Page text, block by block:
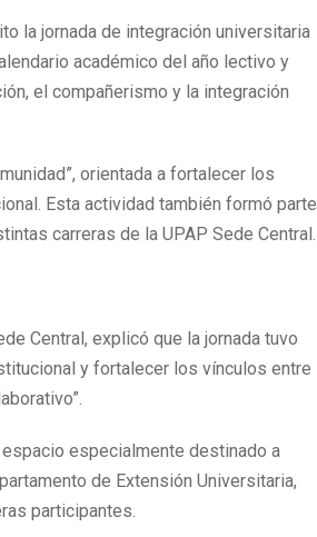
la jornada de integración universitaria
académico del año lectivo y
el compañerismo y la integración
orientada a fortalecer los
Esta actividad también formó parte
carreras de la UPAP Sede Central.
Central, explicó que la jornada tuvo
y fortalecer los vínculos entre
espacio especialmente destinado a
de Extensión Universitaria,
participantes.